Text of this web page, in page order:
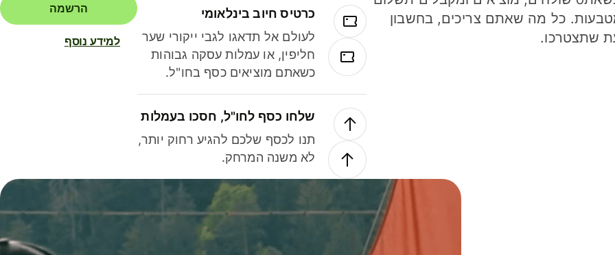
40 מטבעות. כל מה שאתם צריכים, בחשבון
שתצטרכו.
כרטיס חיוב בינלאומי
לעולם אל תדאגו לגבי ייקורי שער
חליפין, או עמלות עסקה גבוהות
כשאתם מוציאים כסף בחו"ל.
שלחו כסף לחו"ל, חסכו בעמלות
תנו לכסף שלכם להגיע רחוק יותר,
לא משנה המרחק.
הרשמה
למידע נוסף